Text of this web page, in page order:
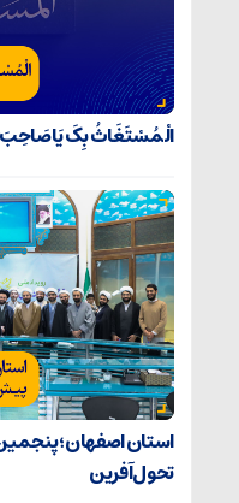
الْمُسْتَغَاثُ بِکَ یَا صَاحِبَ
استان اصفهان؛
تحول‌آفرین